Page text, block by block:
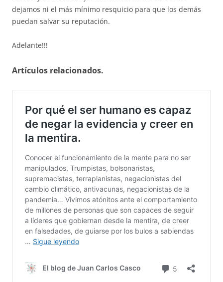
dejamos ni el más mínimo resquicio para que los demás
puedan salvar su reputación.
Adelante!!!
Artículos relacionados.